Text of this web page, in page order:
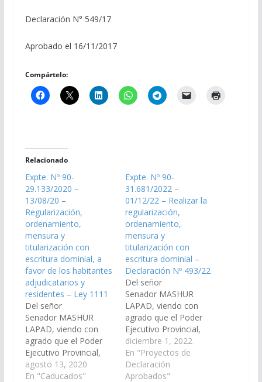
Declaración N° 549/17
Aprobado el 16/11/2017
Compártelo:
Relacionado
Expte. Nº 90-
29.133/2020 –
13/08/20 –
Regularización,
ordenamiento,
mensura y
titularización con
escritura dominial, a
favor de los habitantes
adjudicatarios y
residentes – Ley 1111
Del señor
Senador MASHUR
LAPAD, viendo con
agrado que el Poder
Ejecutivo Provincial,
arbitre las medidas
necesarias a los fines
agosto 13, 2020
En "Caducados"
Expte. Nº 90-
31.681/2022 –
01/12/22 – Realizar la
regularización,
ordenamiento,
mensura y
titularización con
escritura dominial –
Declaración Nº 493/22
Del señor
Senador MASHUR
LAPAD, viendo con
agrado que el Poder
Ejecutivo Provincial,
arbitre las medidas
necesarias a los fines
que se realice a la
brevedad posible, la
diciembre 1, 2022
En "Proyectos de
Declaración
Aprobados"